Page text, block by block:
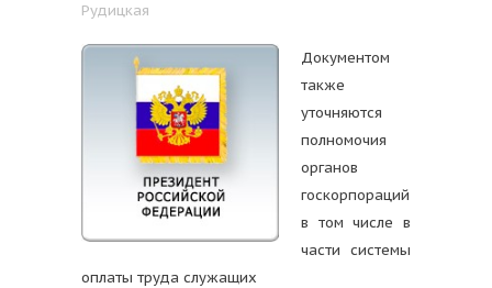
Рудицкая
Документом
также
уточняются
полномочия
органов
госкорпораций
в том числе в
части системы
оплаты труда служащих